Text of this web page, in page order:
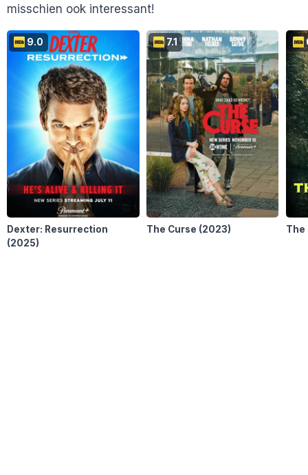
M Marillion 8
En 16 anderen...
misschien ook interessant!
9.0
Dexter: Resurrection
(2025)
7.1
The Curse (2023) The